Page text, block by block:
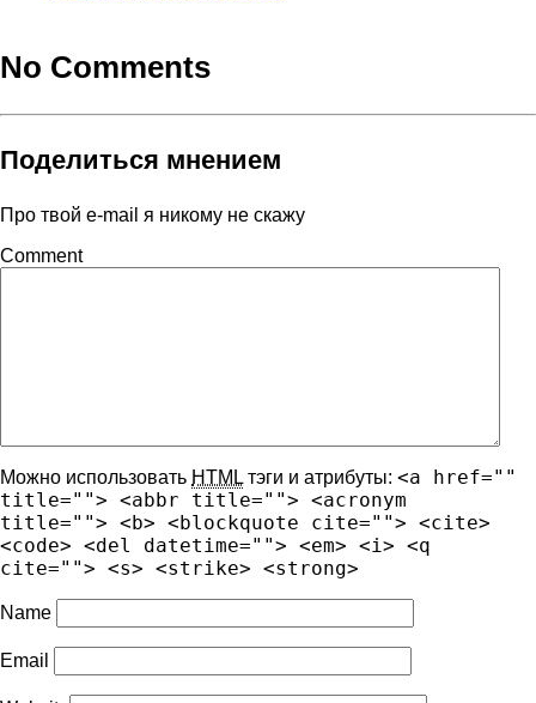
No Comments
Поделиться мнением
Про твой e-mail я никому не скажу
Comment
Можно использовать HTML тэги и атрибуты: <a href=""
title=""> <abbr title=""> <acronym
title=""> <b> <blockquote cite=""> <cite>
<code> <del datetime=""> <em> <i> <q
cite=""> <s> <strike> <strong>
Name
Email